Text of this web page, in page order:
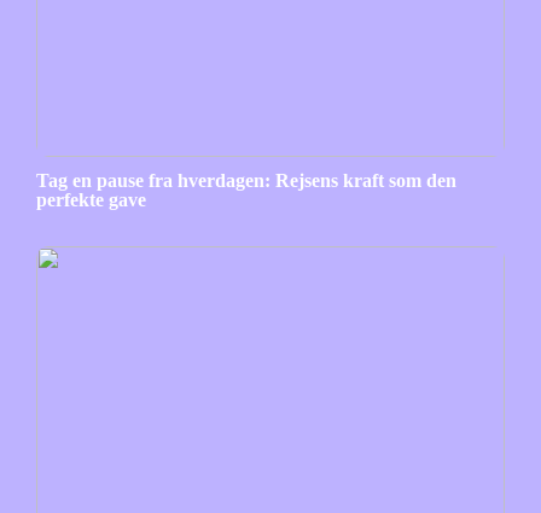
Tag en pause fra hverdagen: Rejsens kraft som den
perfekte gave